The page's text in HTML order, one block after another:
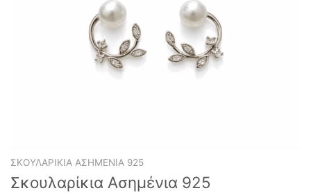
ΣΚΟΥΛΑΡΊΚΙΑ ΑΣΗΜΈΝΙΑ 925
Σκουλαρίκια Ασημένια 925